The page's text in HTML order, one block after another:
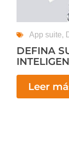
App suite,
DEFINA
Leer